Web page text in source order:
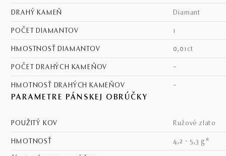
DRAHÝ KAMEŇ diamant
POČET DIAMANTOV 1
HMOSTNOSŤ DIAMANTOV 0,01ct
POČET DRAHÝCH KAMEŇOV –
HMOTNOSŤ DRAHÝCH KAMEŇOV –
PARAMETRE PÁNSKEJ OBRÚČKY
POUŽITÝ KOV ružové zlato
HMOTNOSŤ 4,2 - 5,3 g*